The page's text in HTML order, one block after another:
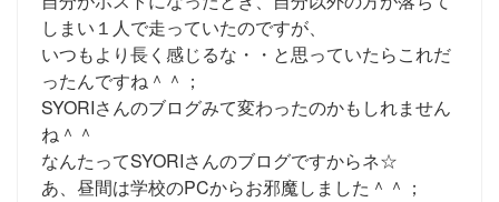
しまい１人で走っていたのですが、
いつもより長く感じるな・・と思っていたらこれだ
ったんですね＾＾；
SYORIさんのブログみて変わったのかもしれません
ね＾＾
なんたってSYORIさんのブログですからネ☆
あ、昼間は学校のPCからお邪魔しました＾＾；